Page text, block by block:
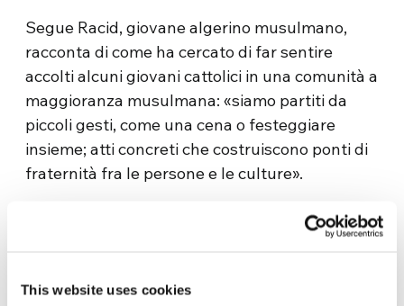
This website uses cookies
Segue Racid, giovane algerino musulmano,
racconta di come ha cercato di far sentire
accolti alcuni giovani cattolici in una comunità a
maggioranza musulmana: «siamo partiti da
piccoli gesti, come una cena o festeggiare
insieme; atti concreti che costruiscono ponti di
fraternità fra le persone e le culture».
Munal, dell’organizzazione “Anem Prem”
(Amore Incondizionato) spiega che di fronte
chiudersi in se stesso oppure iniziare a